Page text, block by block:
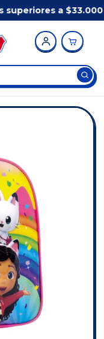
a $33.000